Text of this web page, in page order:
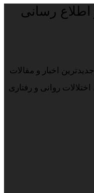
اطلاع رسانی
اخبار و مقالات
روانی و رفتاری